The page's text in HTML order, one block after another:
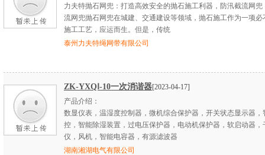
力夫特抛石网兜：打造高效安全的抛石施工利器，防汛截流网兜
流网兜抛石网兜在城建、交通建设等领域，抛石施工作为一项必
施工工艺，应运而生。但是，传统
泰州力夫特绳网带有限公司
ZK-YXQⅠ-10一次消谐器[2023-04-17]
产品介绍：
数显仪表，温湿度控制器，微机综合保护器，开关状态显示器，
控，智能除湿装置，过电压保护器，电动机保护器，软启动器，
仪，风机，智能电容器，有源滤波器
湖南湘湖电气有限公司